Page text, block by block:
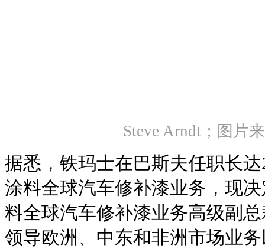
Steve Arndt；图片
据悉，铁玛士在巴斯夫任职长
涂料全球汽车修补漆业务，现
料全球汽车修补漆业务高级副
领导欧洲、中东和非洲市场业